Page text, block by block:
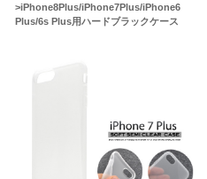
>iPhone8Plus/iPhone7Plus/iPhone6
Plus/6s Plus用ハードブラックケース